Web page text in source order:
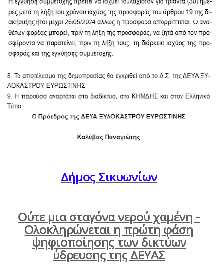
Δήμος Σικυωνίων
Ούτε μια σταγόνα νερού χαμένη -
Ολοκληρώνεται η πρώτη φάση
ψηφιοποίησης των δικτύων
ύδρευσης της ΔΕΥΑΣ